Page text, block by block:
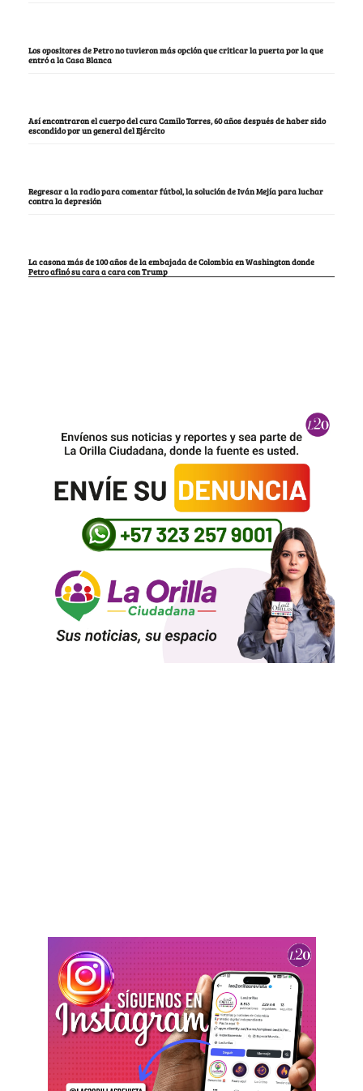
Los opositores de Petro no tuvieron más opción que criticar la puerta por la que
entró a la Casa Blanca
Así encontraron el cuerpo del cura Camilo Torres, 60 años después de haber sido
escondido por un general del Ejército
Regresar a la radio para comentar fútbol, la solución de Iván Mejía para luchar
contra la depresión
La casona más de 100 años de la embajada de Colombia en Washington donde
Petro afinó su cara a cara con Trump